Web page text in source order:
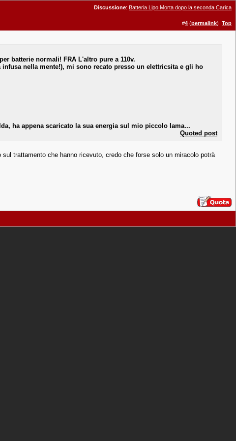
Discussione: Batteria Lipo Morta dopo la seconda Carica
#4 (permalink) Top
batterie normali! FRA L'altro pure a 110v.
nella mente!), mi sono recato presso un elettricsita e gli ho
ha appena scaricato la sua energia sul mio piccolo lama...
Quoted post
trattamento che hanno ricevuto, credo che forse solo un miracolo potrà